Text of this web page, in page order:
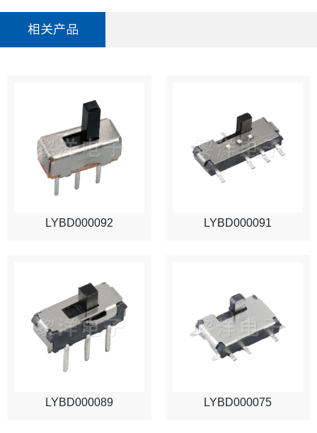
相关产品
LYBD000092 LYBD000091
LYBD000089 LYBD000075